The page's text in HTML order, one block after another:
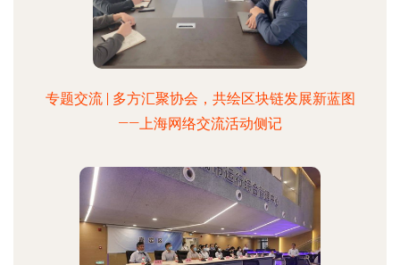
专题交流 | 多方汇聚协会，共绘区块链发展新蓝图
——上海网络交流活动侧记